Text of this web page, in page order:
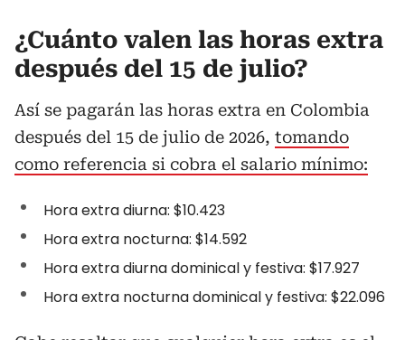
¿Cuánto valen las horas extra
después del 15 de julio?
Así se pagarán las horas extra en Colombia
después del 15 de julio de 2026, tomando
como referencia si cobra el salario mínimo:
Hora extra diurna: $10.423
Hora extra nocturna: $14.592
Hora extra diurna dominical y festiva: $17.927
Hora extra nocturna dominical y festiva: $22.096